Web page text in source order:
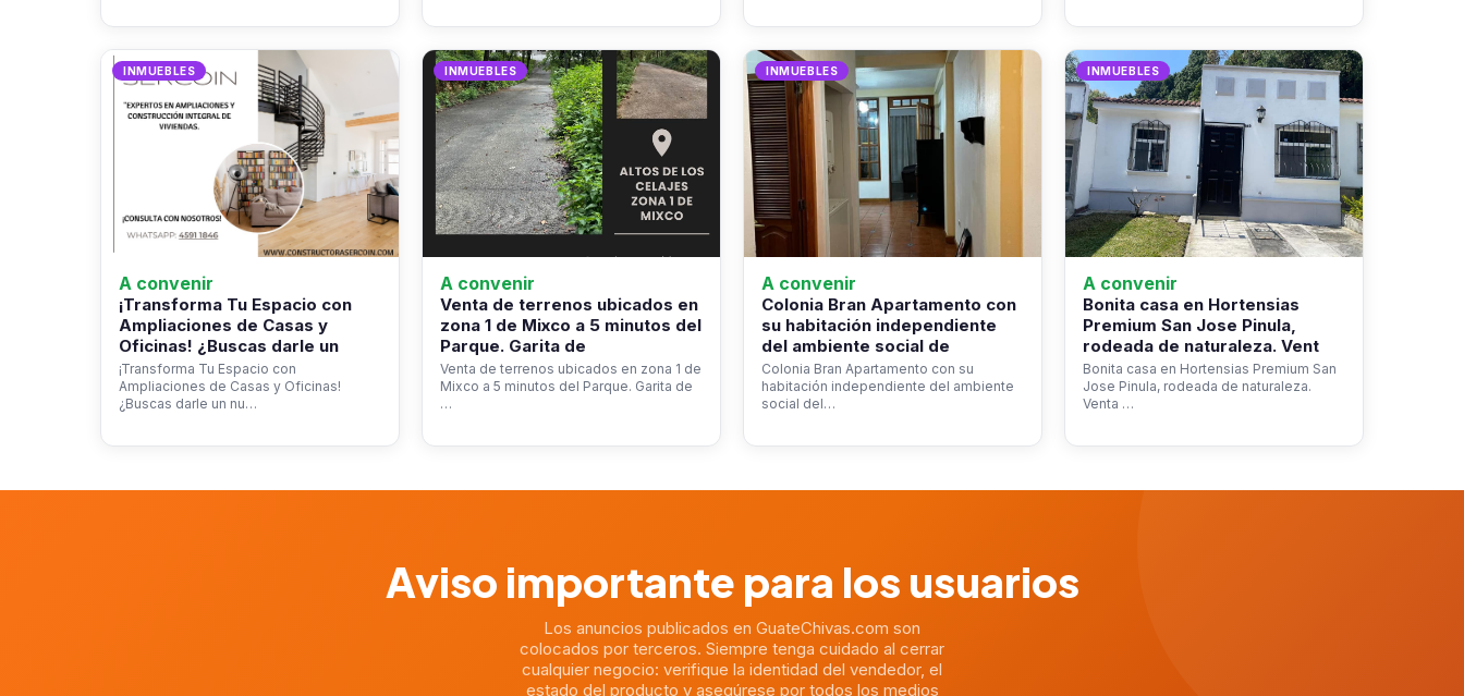
INMUEBLES
A convenir
¡Transforma Tu Espacio con
Ampliaciones de Casas y
Oficinas! ¿Buscas darle un
¡Transforma Tu Espacio con
Ampliaciones de Casas y Oficinas!
¿Buscas darle un nu…
INMUEBLES
A convenir
Venta de terrenos ubicados en
zona 1 de Mixco a 5 minutos del
Parque. Garita de
Venta de terrenos ubicados en zona 1 de
Mixco a 5 minutos del Parque. Garita de
…
INMUEBLES
A convenir
Colonia Bran Apartamento con
su habitación independiente
del ambiente social de
Colonia Bran Apartamento con su
habitación independiente del ambiente
social del…
INMUEBLES
A convenir
Bonita casa en Hortensias
Premium San Jose Pinula,
rodeada de naturaleza. Vent
Bonita casa en Hortensias Premium San
Jose Pinula, rodeada de naturaleza.
Venta …
Aviso importante para los usuarios
Los anuncios publicados en GuateChivas.com son
colocados por terceros. Siempre tenga cuidado al cerrar
cualquier negocio: verifique la identidad del vendedor, el
estado del producto y asegúrese por todos los medios